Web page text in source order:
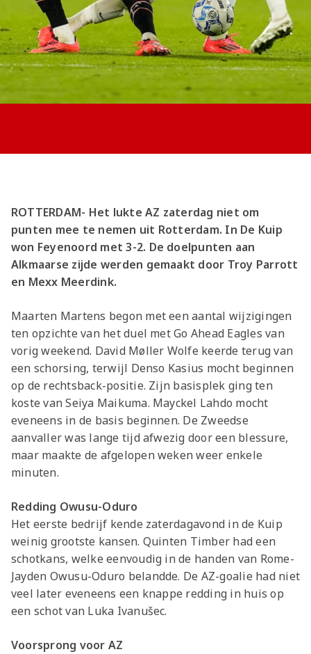
Jong AZ
Seizoenkaart
ROTTERDAM- Het lukte AZ zaterdag niet om
punten mee te nemen uit Rotterdam. In De Kuip
won Feyenoord met 3-2. De doelpunten aan
Alkmaarse zijde werden gemaakt door Troy Parrott
en Mexx Meerdink.
Maarten Martens begon met een aantal wijzigingen
ten opzichte van het duel met Go Ahead Eagles van
vorig weekend. David Møller Wolfe keerde terug van
een schorsing, terwijl Denso Kasius mocht beginnen
op de rechtsback-positie. Zijn basisplek ging ten
koste van Seiya Maikuma. Mayckel Lahdo mocht
eveneens in de basis beginnen. De Zweedse
aanvaller was lange tijd afwezig door een blessure,
maar maakte de afgelopen weken weer enkele
minuten.
Redding Owusu-Oduro
Het eerste bedrijf kende zaterdagavond in de Kuip
weinig grootste kansen. Quinten Timber had een
schotkans, welke eenvoudig in de handen van Rome-
Jayden Owusu-Oduro belandde. De AZ-goalie had niet
veel later eveneens een knappe redding in huis op
een schot van Luka Ivanušec.
Voorsprong voor AZ